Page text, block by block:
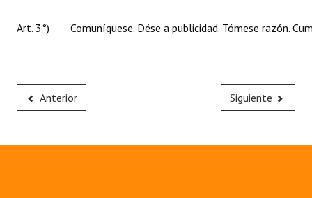
Art. 3°) Comuníquese. Dése a publicidad. Tómese razón.
Anterior Siguiente